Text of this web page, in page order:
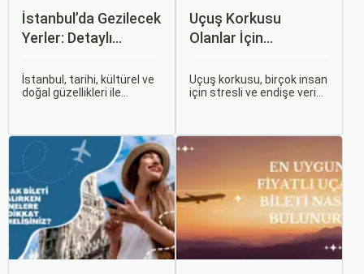
İstanbul’da Gezilecek
Yerler: Detaylı
İstanbul, tarihi, kültürel ve
doğal güzellikleri ile
binlerce yıllık tarihine
rağmen modern dünyanın
dinamikleriyle uyum içinde
yaşamaktadır.
Uçuş Korkusu
Olanlar İçin
Uçuş korkusu, birçok insan
için stresli ve endişe verici
etmek zorunda olan kişiler